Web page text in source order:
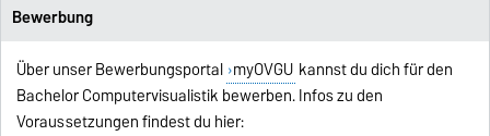
Bewerbung
Über unser Bewerbungsportal myOVGU kannst du dich für den
Bachelor Computervisualistik bewerben. Infos zu den
Voraussetzungen findest du hier: